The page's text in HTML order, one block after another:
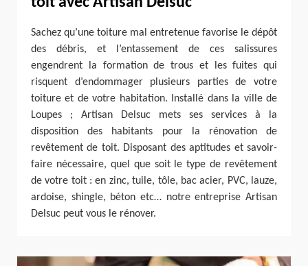
Sachez qu’une toiture mal entretenue favorise le dépôt
des débris, et l’entassement de ces salissures
engendrent la formation de trous et les fuites qui
risquent d’endommager plusieurs parties de votre
toiture et de votre habitation. Installé dans la ville de
Loupes ; Artisan Delsuc mets ses services à la
disposition des habitants pour la rénovation de
revêtement de toit. Disposant des aptitudes et savoir-
faire nécessaire, quel que soit le type de revêtement
de votre toit : en zinc, tuile, tôle, bac acier, PVC, lauze,
ardoise, shingle, béton etc… notre entreprise Artisan
Delsuc peut vous le rénover.